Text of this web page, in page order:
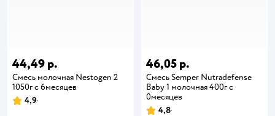
44,49 р.
Смесь молочная Nestogen 2
1050г с 6месяцев
4,9
46,05 р.
Смесь Semper Nutradefense
Baby 1 молочная 400г с
0месяцев
4,8